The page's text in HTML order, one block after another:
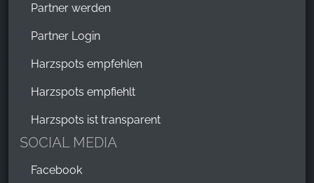
Partner werden
Partner Login
Harzspots empfehlen
Harzspots empfiehlt
Harzspots ist transparent
SOCIAL MEDIA
Facebook